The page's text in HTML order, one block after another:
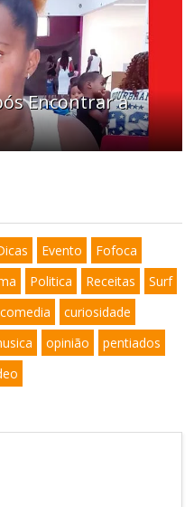
Encontrar a
Evento
Fofoca
Politica Receitas
Surf
comedia
curiosidade
opinião
pentiados